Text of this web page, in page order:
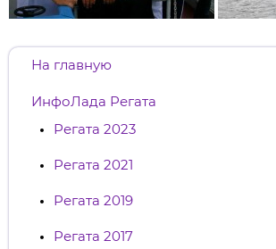
На главную
ИнфоЛада Регата
Регата 2023
Регата 2021
Регата 2019
Регата 2017